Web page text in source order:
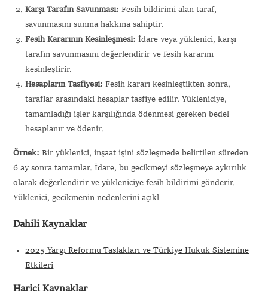
Karşı Tarafın Savunması: Fesih bildirimi alan taraf,
savunmasını sunma hakkına sahiptir.
Fesih Kararının Kesinleşmesi: İdare veya yüklenici, karşı
tarafın savunmasını değerlendirir ve fesih kararını
kesinleştirir.
Hesapların Tasfiyesi: Fesih kararı kesinleştikten sonra,
taraflar arasındaki hesaplar tasfiye edilir. Yükleniciye,
tamamladığı işler karşılığında ödenmesi gereken bedel
hesaplanır ve ödenir.
Örnek: Bir yüklenici, inşaat işini sözleşmede belirtilen süreden
6 ay sonra tamamlar. İdare, bu gecikmeyi sözleşmeye aykırılık
olarak değerlendirir ve yükleniciye fesih bildirimi gönderir.
Yüklenici, gecikmenin nedenlerini açıkl
Dahili Kaynaklar
2025 Yargı Reformu Taslakları ve Türkiye Hukuk Sistemine
Etkileri